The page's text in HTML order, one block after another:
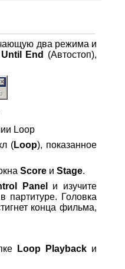
два режима и
End
(Автостоп),
Loop
(Loop), показанное
Score и Stage.
Panel
и изучите
партитуре. Головка
конца фильма,
Loop Playback и